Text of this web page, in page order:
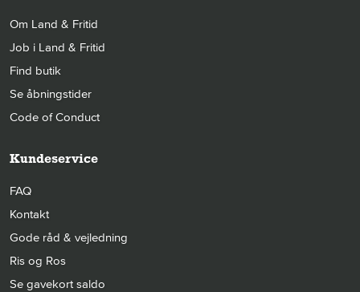
Om Land & Fritid
Job i Land & Fritid
Find butik
Se åbningstider
Code of Conduct
Kundeservice
FAQ
Kontakt
Gode råd & vejledning
Ris og Ros
Se gavekort saldo